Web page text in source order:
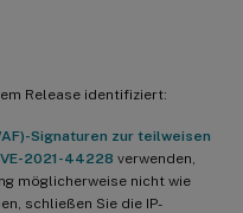
Release identifiziert:
Signaturen zur teilweisen
2021-44228 verwenden,
möglicherweise nicht wie
schließen Sie die IP-